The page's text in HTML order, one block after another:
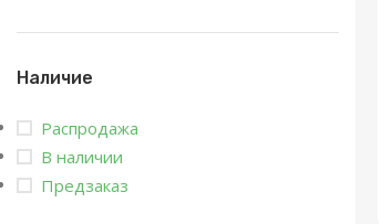
Наличие
Распродажа
В наличии
Предзаказ